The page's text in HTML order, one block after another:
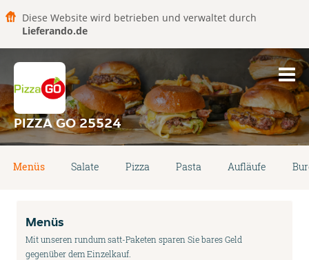
Diese Website wird betrieben und verwaltet durch
Lieferando.de
PIZZA GO 25524
Menüs Salate Pizza Pasta Aufläufe
Menüs
Mit unseren rundum satt-Paketen sparen Sie bares Geld
gegenüber dem Einzelkauf.